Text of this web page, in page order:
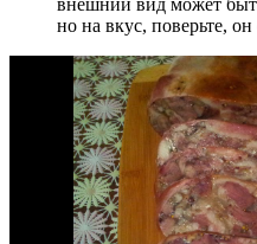
но на вкус, поверьте,